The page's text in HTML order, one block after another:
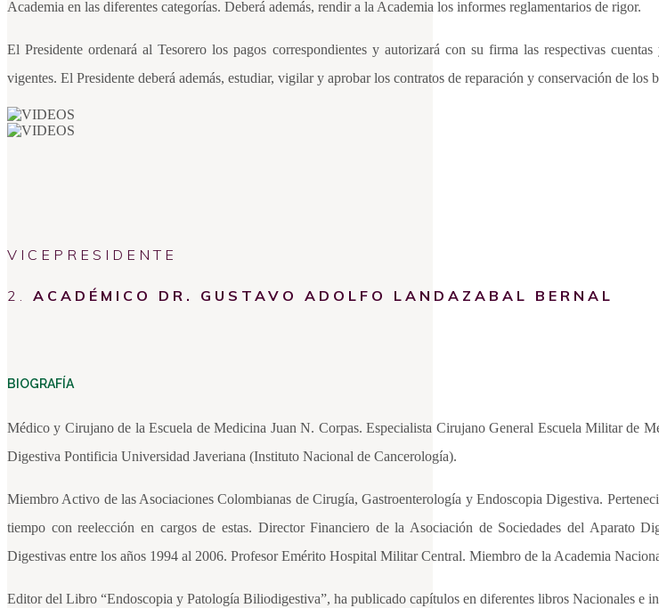
Academia en las diferentes categorías. Deberá además, rendir a la Academia los informes reglamentarios de rigor.
El Presidente ordenará al Tesorero los pagos correspondientes y autorizará con su firma las respectivas
vigentes. El Presidente deberá además, estudiar, vigilar y aprobar los contratos de reparación y conservación de
VICEPRESIDENTE
2. ACADÉMICO DR. GUSTAVO ADOLFO LANDAZABAL BERNAL
BIOGRAFÍA
Médico y Cirujano de la Escuela de Medicina Juan N. Corpas. Especialista Cirujano General Escuela Militar de
Digestiva Pontificia Universidad Javeriana (Instituto Nacional de Cancerología).
Miembro Activo de las Asociaciones Colombianas de Cirugía, Gastroenterología y Endoscopia Digestiva.
tiempo con reelección en cargos de estas. Director Financiero de la Asociación de Sociedades del Aparato
Digestivas entre los años 1994 al 2006. Profesor Emérito Hospital Militar Central. Miembro de la Academia
Editor del Libro “Endoscopia y Patología Biliodigestiva”, ha publicado capítulos en diferentes libros Nacionales e